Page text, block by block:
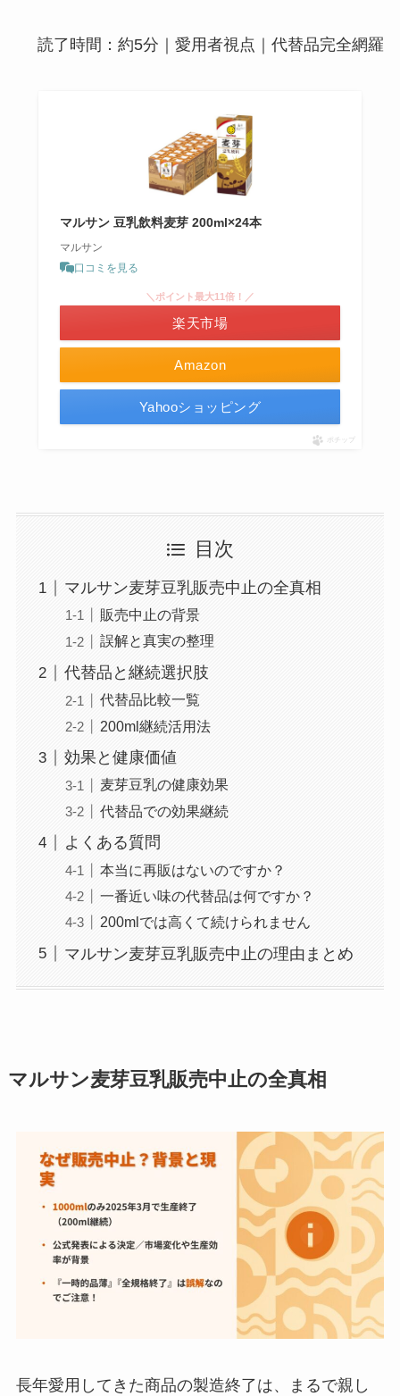
読了時間：約5分｜愛用者視点｜代替品完全網羅
マルサン 豆乳飲料麦芽 200ml×24本
マルサン
口コミを見る
Amazon
＼ポイント最大11倍！／
楽天市場
Yahooショッピング
ポチップ
目次
マルサン麦芽豆乳販売中止の全真相
販売中止の背景
誤解と真実の整理
代替品と継続選択肢
代替品比較一覧
200ml継続活用法
効果と健康価値
麦芽豆乳の健康効果
代替品での効果継続
よくある質問
本当に再販はないのですか？
一番近い味の代替品は何ですか？
200mlでは高くて続けられません
マルサン麦芽豆乳販売中止の理由まとめ
マルサン麦芽豆乳販売中止の全真相
長年愛用してきた商品の製造終了は、まるで親し